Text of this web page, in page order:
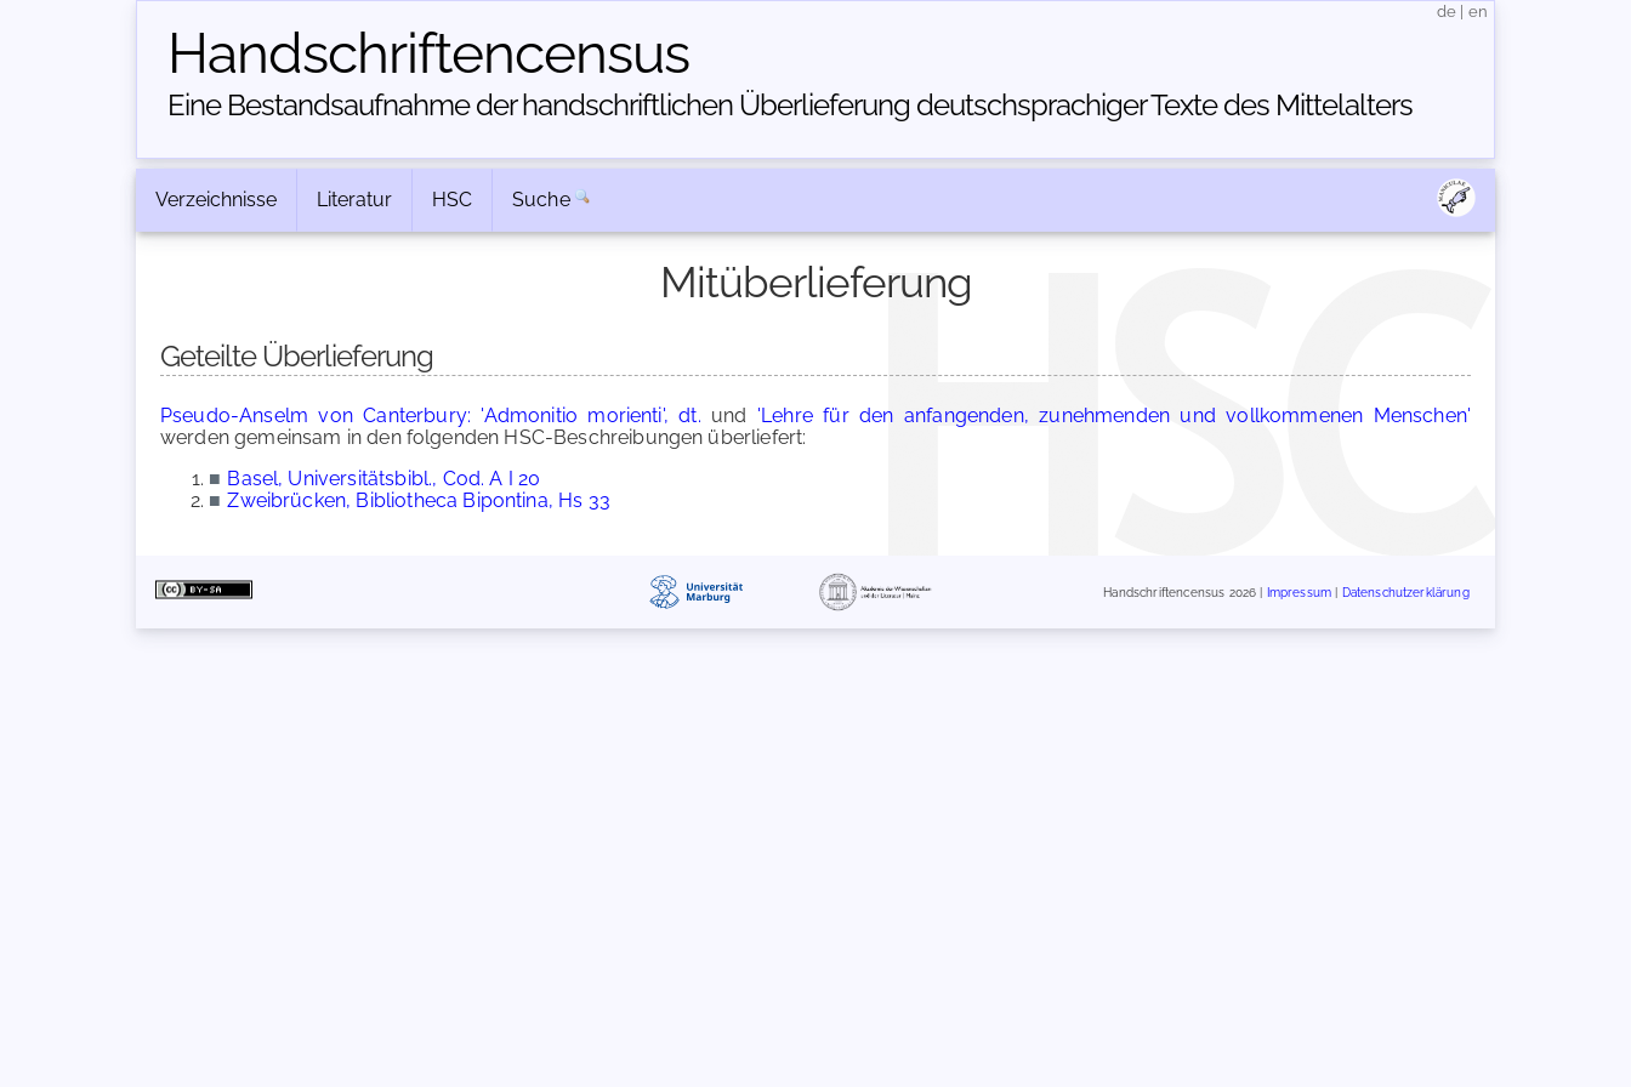
Handschriften­census
Eine Bestandsaufnahme der handschriftlichen Über­lieferung deutschsprachiger Texte des Mittelalters
de en
Verzeichnisse Literatur HSC Suche
Mitüberlieferung
Geteilte Überlieferung
Pseudo-Anselm von Canterbury: 'Admonitio morienti', dt. und 'Lehre für den anfangenden, zunehmenden und vollkommenen Menschen'
werden gemeinsam in den folgenden HSC-Beschreibungen überliefert:
■ Basel, Universitätsbibl., Cod. A I 20
■ Zweibrücken, Bibliotheca Bipontina, Hs 33
Handschriftencensus 2026 | Impressum Datenschutzerklärung